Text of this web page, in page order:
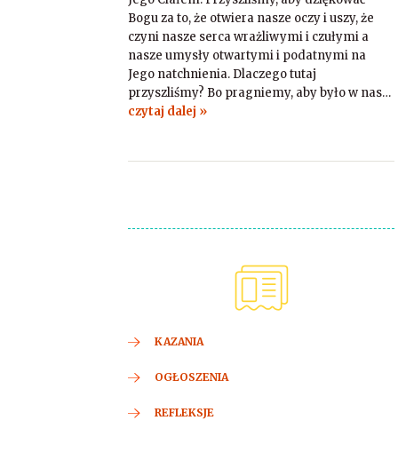
Bogu za to, że otwiera nasze oczy i uszy, że
czyni nasze serca wrażliwymi i czułymi a
nasze umysły otwartymi i podatnymi na
Jego natchnienia. Dlaczego tutaj
przyszliśmy? Bo pragniemy, aby było w nas…
czytaj dalej »
KAZANIA
OGŁOSZENIA
REFLEKSJE